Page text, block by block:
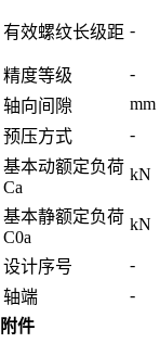
有效螺纹长级距 -
精度等级
-
轴向间隙
mm
预压方式
-
基本动额定负荷
Ca
kN
基本静额定负荷
C0a
kN
设计序号 -
轴端
-
附件